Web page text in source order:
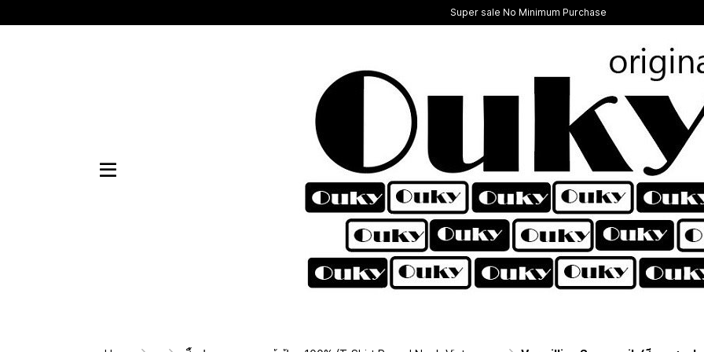
Super sale No Minimum Purchase